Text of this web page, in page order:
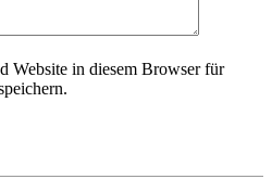
Website in diesem Browser für